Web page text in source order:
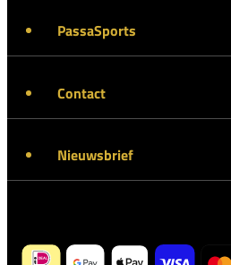
PassaSports
Contact
Nieuwsbrief